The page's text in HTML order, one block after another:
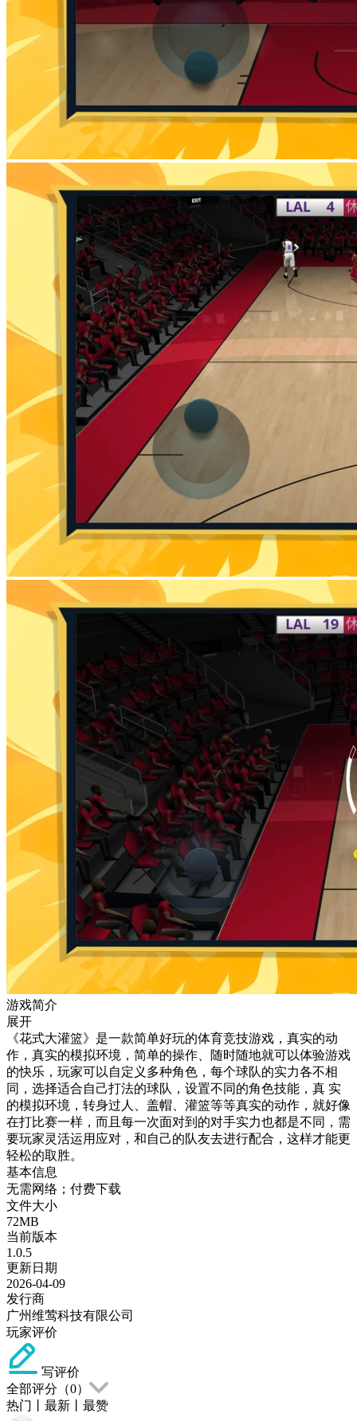
游戏简介
展开
《花式大灌篮》是一款简单好玩的体育竞技游戏，真实的动
作，真实的模拟环境，简单的操作、随时随地就可以体验游戏
的快乐，玩家可以自定义多种角色，每个球队的实力各不相
同，选择适合自己打法的球队，设置不同的角色技能，真 实
的模拟环境，转身过人、盖帽、灌篮等等真实的动作，就好像
在打比赛一样，而且每一次面对到的对手实力也都是不同，需
要玩家灵活运用应对，和自己的队友去进行配合，这样才能更
轻松的取胜。
基本信息
无需网络；付费下载
文件大小
72MB
当前版本
1.0.5
更新日期
2026-04-09
发行商
广州维莺科技有限公司
玩家评价
写评价
全部评分（0）
热门
最新 最赞